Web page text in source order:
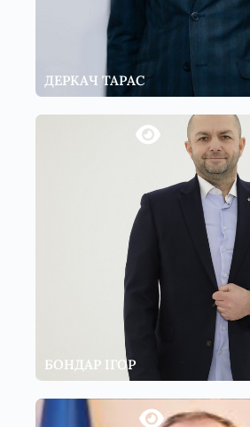
ДЕРКАЧ ТАРАС
БОНДАР ІГОР